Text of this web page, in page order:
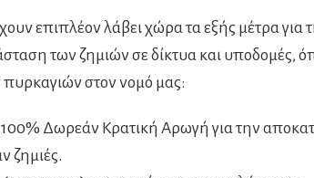
επιπλέον λάβει χώρα τα εξής μέτρα για
των ζημιών σε δίκτυα και υποδομές,
στον νομό μας:
Δωρεάν Κρατική Αρωγή για την
ζημιές.